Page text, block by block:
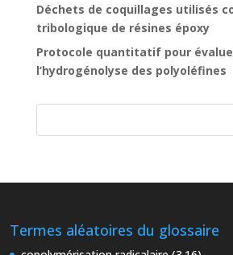
Déchets de coquillages utilisés
tribologique de résines époxy
Protocole quantitatif pour
l’hydrogénolyse des polyoléfines
Termes aléatoires du glossaire